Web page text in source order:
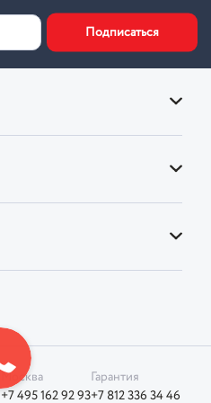
Подписаться
Москва
+7 495 162 92 93
Гарантия
+7 812 336 34 46